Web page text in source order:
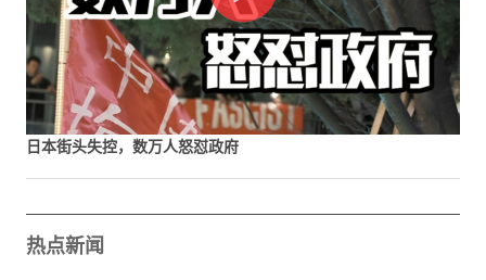
日本街头失控，数万人怒怼政府
热点新闻